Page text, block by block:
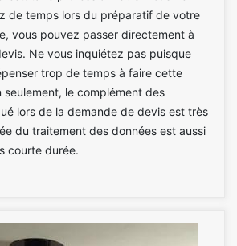
de temps lors du préparatif de votre
vous pouvez passer directement à
Ne vous inquiétez pas puisque
trop de temps à faire cette
seulement, le complément des
lors de la demande de devis est très
du traitement des données est aussi
courte durée.